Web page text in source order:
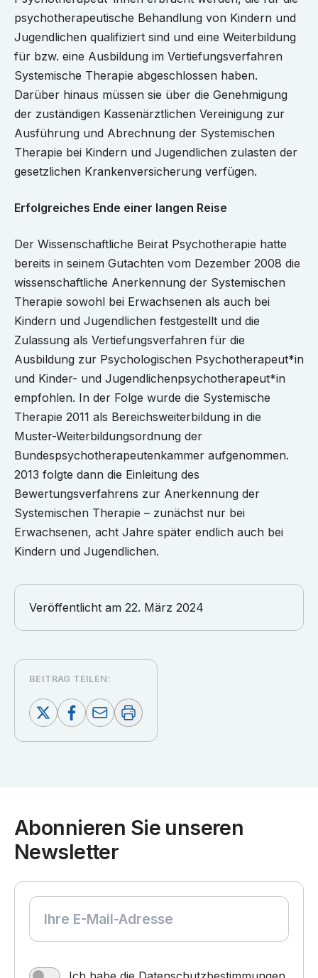
psychotherapeutische Behandlung von Kindern und
Jugendlichen qualifiziert sind und eine Weiterbildung
für bzw. eine Ausbildung im Vertiefungsverfahren
Systemische Therapie abgeschlossen haben.
Darüber hinaus müssen sie über die Genehmigung
der zuständigen Kassenärztlichen Vereinigung zur
Ausführung und Abrechnung der Systemischen
Therapie bei Kindern und Jugendlichen zulasten der
gesetzlichen Krankenversicherung verfügen.
Erfolgreiches Ende einer langen Reise
Der Wissenschaftliche Beirat Psychotherapie hatte
bereits in seinem Gutachten vom Dezember 2008 die
wissenschaftliche Anerkennung der Systemischen
Therapie sowohl bei Erwachsenen als auch bei
Kindern und Jugendlichen festgestellt und die
Zulassung als Vertiefungsverfahren für die
Ausbildung zur Psychologischen Psychotherapeut*in
und Kinder- und Jugendlichenpsychotherapeut*in
empfohlen. In der Folge wurde die Systemische
Therapie 2011 als Bereichsweiterbildung in die
Muster-Weiterbildungsordnung der
Bundespsychotherapeutenkammer aufgenommen.
2013 folgte dann die Einleitung des
Bewertungsverfahrens zur Anerkennung der
Systemischen Therapie – zunächst nur bei
Erwachsenen, acht Jahre später endlich auch bei
Kindern und Jugendlichen.
Veröffentlicht am 22. März 2024
BEITRAG TEILEN:
Abonnieren Sie unseren
Newsletter